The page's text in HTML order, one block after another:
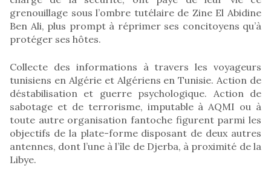
grenouillage sous l’ombre tutélaire de Zine El Abidine
Ben Ali, plus prompt à réprimer ses concitoyens qu’à
protéger ses hôtes.
Collecte des informations à travers les voyageurs
tunisiens en Algérie et Algériens en Tunisie. Action de
déstabilisation et guerre psychologique. Action de
sabotage et de terrorisme, imputable à AQMI ou à
toute autre organisation fantoche figurent parmi les
objectifs de la plate-forme disposant de deux autres
antennes, dont l’une à l’île de Djerba, à proximité de la
Libye.